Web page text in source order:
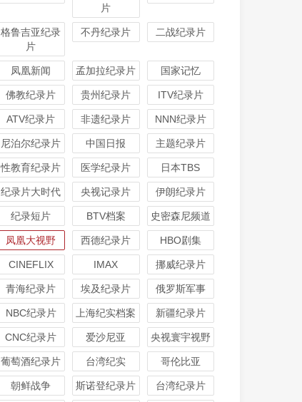
片
格鲁吉亚纪录
片
不丹纪录片 二战纪录片
凤凰新闻 孟加拉纪录片 国家记忆
佛教纪录片 贵州纪录片 ITV纪录片
ATV纪录片 非遗纪录片 NNN纪录片
尼泊尔纪录片 中国日报 主题纪录片
性教育纪录片 医学纪录片 日本TBS
纪录片大时代 央视记录片 伊朗纪录片
纪录短片 BTV档案 史密森尼频道
凤凰大视野 西德纪录片 HBO剧集
CINEFLIX IMAX 挪威纪录片
青海纪录片 埃及纪录片 俄罗斯军事
NBC纪录片 上海纪实档案 新疆纪录片
CNC纪录片 爱沙尼亚 央视寰宇视野
葡萄酒纪录片 台湾纪实 哥伦比亚
朝鲜战争 斯诺登纪录片 台湾纪录片